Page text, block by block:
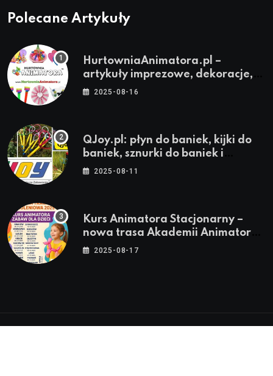
Polecane Artykuły
HurtowniaAnimatora.pl –
artykuły imprezowe, dekoracje,
stroje i akcesoria dla animatorów
2025-08-16
QJoy.pl: płyn do baniek, kijki do
baniek, sznurki do baniek i
zestawy do baniek
2025-08-11
Kurs Animatora Stacjonarny –
nowa trasa Akademii Animatora
– jesień 2025
2025-08-17